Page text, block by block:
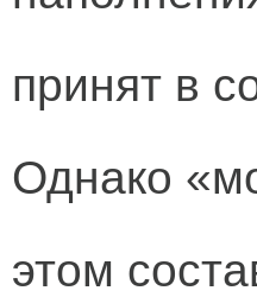
принят в
Однако
этом